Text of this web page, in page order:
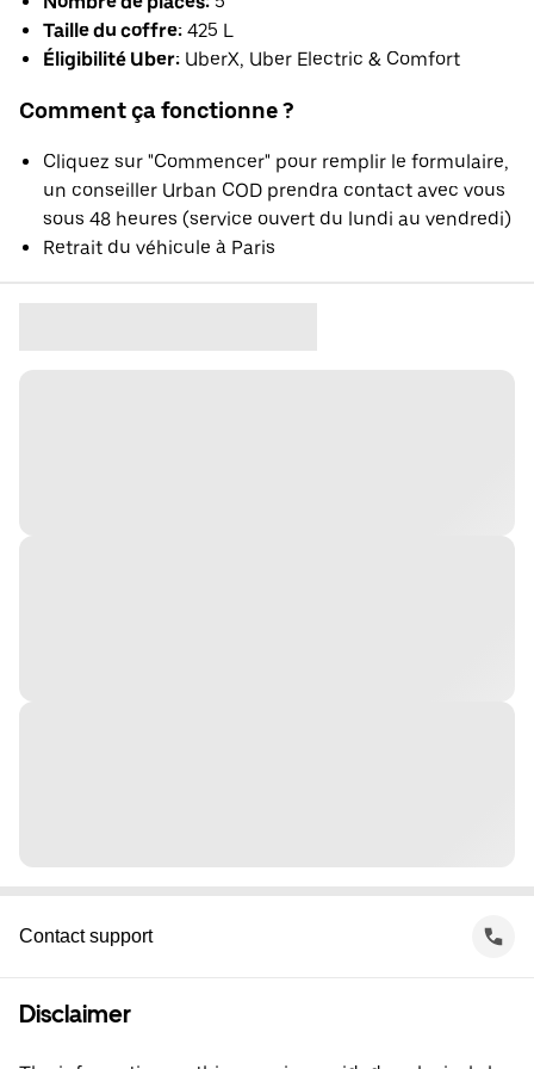
Taille du coffre: 425 L
Éligibilité Uber: UberX, Uber Electric & Comfort
Comment ça fonctionne ?
Cliquez sur "Commencer" pour remplir le formulaire,
un conseiller Urban COD prendra contact avec vous
sous 48 heures (service ouvert du lundi au vendredi)
Retrait du véhicule à Paris
Contact support
Disclaimer